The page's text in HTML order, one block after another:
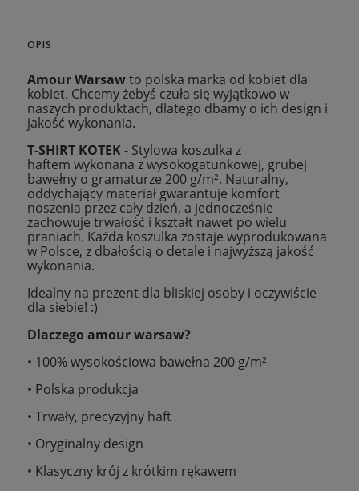
OPIS
Amour Warsawto polska marka od kobiet dla
kobiet. Chcemy żebyś czuła się wyjątkowo w
naszych produktach, dlatego dbamy o ich design i
jakość wykonania.
T-SHIRT KOTEK- Stylowa koszulka z
haftem wykonana z wysokogatunkowej, grubej
bawełny o gramaturze 200 g/m². Naturalny,
oddychający materiał gwarantuje komfort
noszenia przez cały dzień, a jednocześnie
zachowuje trwałość i kształt nawet po wielu
praniach. Każda koszulka zostaje wyprodukowana
w Polsce, z dbałością o detale i najwyższą jakość
wykonania.
Idealny na prezent dla bliskiej osoby i oczywiście
dla siebie! :)
Dlaczego amour warsaw?
• 100% wysokościowa bawełna 200 g/m²
• Polska produkcja
• Trwały, precyzyjny haft
• Oryginalny design
• Klasyczny krój z krótkim rękawem